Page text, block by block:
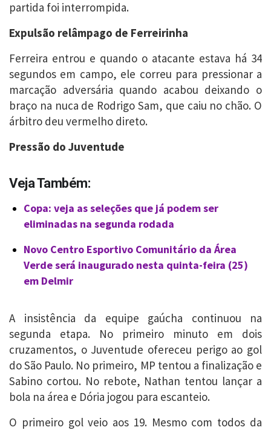
partida foi interrompida.
Expulsão relâmpago de Ferreirinha
Ferreira entrou e quando o atacante estava há 34
segundos em campo, ele correu para pressionar a
marcação adversária quando acabou deixando o
braço na nuca de Rodrigo Sam, que caiu no chão. O
árbitro deu vermelho direto.
Pressão do Juventude
Veja Também:
Copa: veja as seleções que já podem ser
eliminadas na segunda rodada
Novo Centro Esportivo Comunitário da Área
Verde será inaugurado nesta quinta-feira (25)
em Delmir
A insistência da equipe gaúcha continuou na
segunda etapa. No primeiro minuto em dois
cruzamentos, o Juventude ofereceu perigo ao gol
do São Paulo. No primeiro, MP tentou a finalização e
Sabino cortou. No rebote, Nathan tentou lançar a
bola na área e Dória jogou para escanteio.
O primeiro gol veio aos 19. Mesmo com todos da